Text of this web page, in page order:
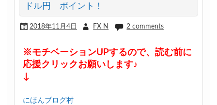
ドル円 ポイント！
2018年11月4日 FX N 2 comments
※モチベーションUPするので、読む前に
応援クリックお願いします♪
↓
にほんブログ村